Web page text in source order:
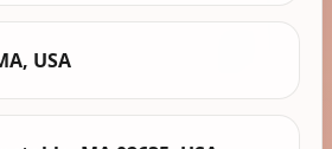
USA